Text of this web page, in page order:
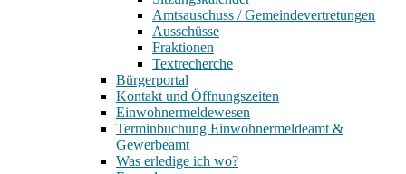
Amtsauschuss / Gemeindevertretungen
Ausschüsse
Fraktionen
Textrecherche
Bürgerportal
Kontakt und Öffnungszeiten
Einwohnermeldewesen
Terminbuchung Einwohnermeldeamt &
Gewerbeamt
Was erledige ich wo?